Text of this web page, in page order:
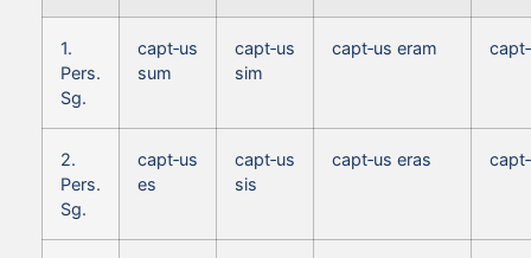
1.
Pers.
Sg.
capt‑us
sum
capt‑us
sim
capt‑us eram
2.
Pers.
Sg.
capt‑us
es
capt‑us
sis
capt‑us eras